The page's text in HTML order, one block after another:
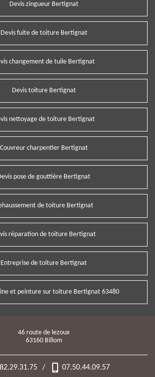
Devis zingueur Bertignat
Devis fuite de toiture Bertignat
changement de tuile Bertignat
Devis toiture Bertignat
nettoyage de toiture Bertignat
Couvreur charpentier Bertignat
pose de gouttière Bertignat
de toiture Bertignat
réparation de toiture Bertignat
Entreprise de toiture Bertignat
et peinture sur toiture Bertignat 63480
46 route de lezoux
63160 Billom
/ 07.50.44.09.57